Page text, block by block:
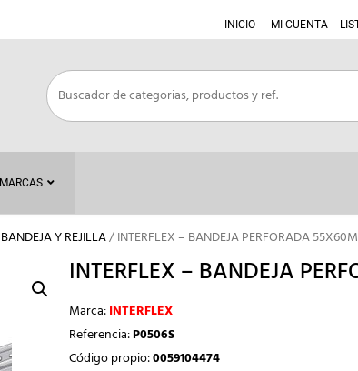
INICIO MI CUENTA
MARCAS
BANDEJA Y REJILLA/ INTERFLEX – BANDEJA PERFORADA
INTERFLEX – BANDEJA
Marca:INTERFLEX
Referencia:P0506S
Código propio:0059104474